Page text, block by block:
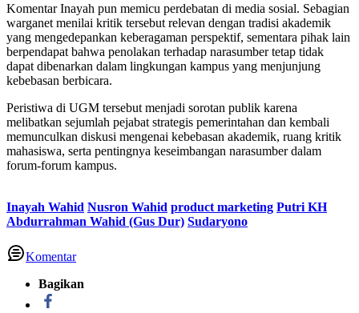
Komentar Inayah pun memicu perdebatan di media sosial. Sebagian
warganet menilai kritik tersebut relevan dengan tradisi akademik
yang mengedepankan keberagaman perspektif, sementara pihak lain
berpendapat bahwa penolakan terhadap narasumber tetap tidak
dapat dibenarkan dalam lingkungan kampus yang menjunjung
kebebasan berbicara.
Peristiwa di UGM tersebut menjadi sorotan publik karena
melibatkan sejumlah pejabat strategis pemerintahan dan kembali
memunculkan diskusi mengenai kebebasan akademik, ruang kritik
mahasiswa, serta pentingnya keseimbangan narasumber dalam
forum-forum kampus.
Inayah Wahid Nusron Wahid product marketing Putri KH
Abdurrahman Wahid (Gus Dur) Sudaryono
Komentar
Bagikan